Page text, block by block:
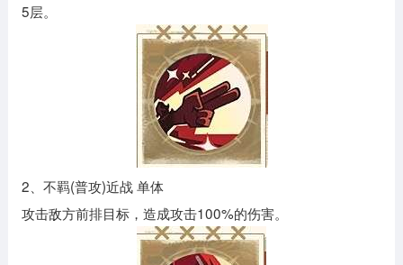
5层。
2、不羁(普攻)近战 单体
攻击敌方前排目标，造成攻击100%的伤害。